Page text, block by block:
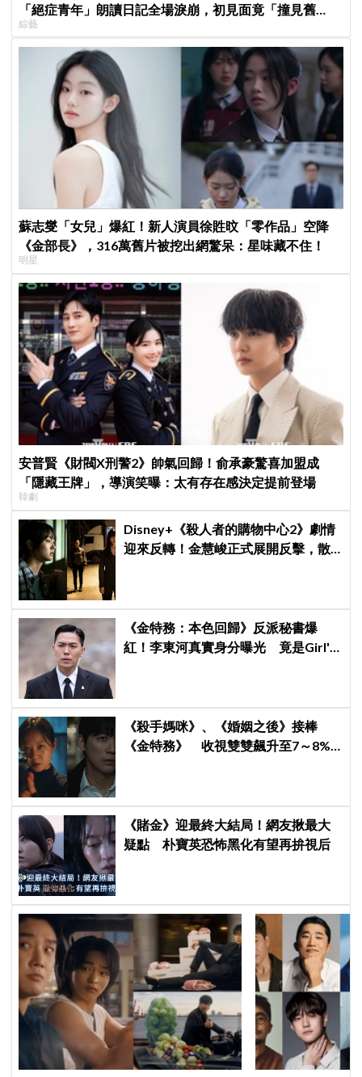
「絕症青年」朗讀日記全場淚崩，初見面竟「撞見舊
識」！
綜藝
蘇志燮「女兒」爆紅！新人演員徐貹旼「零作品」空降
《金部長》，316萬舊片被挖出網驚呆：星味藏不住！
明星
安普賢《財閥X刑警2》帥氣回歸！俞承豪驚喜加盟成
「隱藏王牌」，導演笑曝：太有存在感決定提前登場
韓劇
Disney+《殺人者的購物中心2》劇情
迎來反轉！金慧峻正式展開反擊，散
《金特務：本色回歸》反派秘書爆
紅！李東河真實身分曝光 竟是Girl's
《殺手媽咪》、《婚姻之後》接棒
《金特務》 收視雙雙飆升至7～8%
《賭金》迎最終大結局！網友揪最大
疑點 朴寶英恐怖黑化有望再拚視后